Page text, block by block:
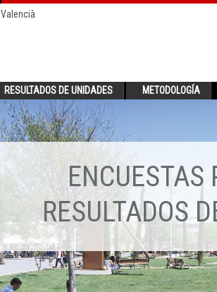
Valencià
RESULTADOS DE UNIDADES METODOLOGÍA
ENCUESTAS
RESULTADOS